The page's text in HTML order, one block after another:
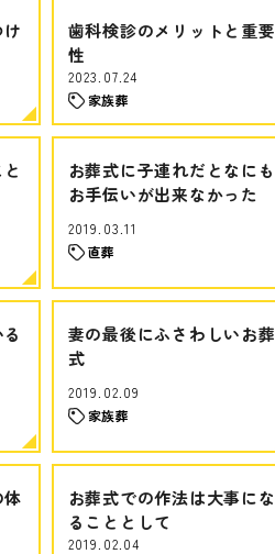
歯科検診のメリットと重要
性
2023.07.24
家族葬
お葬式に子連れだとなにも
お手伝いが出来なかった
2019.03.11
直葬
妻の最後にふさわしいお葬
式
2019.02.09
家族葬
お葬式での作法は大事にな
ることとして
2019.02.04